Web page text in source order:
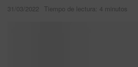
31/03/2022 Tiempo de lectura: 4 minutos